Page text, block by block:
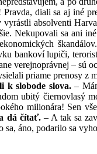
Pravda, diali sa aj iné
vyrástli absolventi
Nekupovali sa ani
bankoví lupiči,
verejnoprávnej – sú
priame prenosy z
k slobode slova.–
ubitý čiernovlasý
milionára! Sen
dá čítať.– A tak sa
áno, podarilo sa